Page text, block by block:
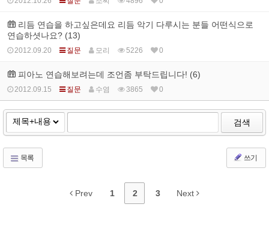
리듬 연습을 하고싶은데요 리듬 악기 다루시는 분들 어떤식으로
연습하셧나요? (13)
2012.09.20 질문 모리 5226 0
피아노 연습해보려는데 조언좀 부탁드립니다! (6)
2012.09.15 질문 수염 3865 0
검색
목록 쓰기
Prev 1 2 3 Next